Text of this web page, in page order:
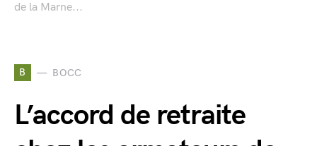
de la Marne...
B BOCC
L’accord de retraite